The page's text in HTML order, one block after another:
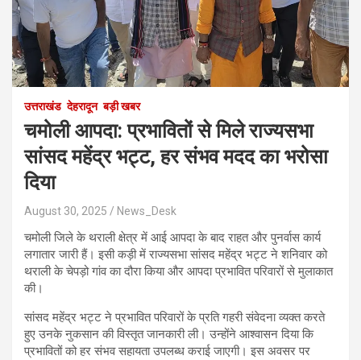
उत्तराखंड देहरादून बड़ी खबर
चमोली आपदा: प्रभावितों से मिले राज्यसभा
सांसद महेंद्र भट्ट, हर संभव मदद का भरोसा
दिया
August 30, 2025 News_Desk
चमोली जिले के थराली क्षेत्र में आई आपदा के बाद राहत और पुनर्वास कार्य
लगातार जारी हैं। इसी कड़ी में राज्यसभा सांसद महेंद्र भट्ट ने शनिवार को
थराली के चेपड़ो गांव का दौरा किया और आपदा प्रभावित परिवारों से मुलाकात
की।
सांसद महेंद्र भट्ट ने प्रभावित परिवारों के प्रति गहरी संवेदना व्यक्त करते
हुए उनके नुकसान की विस्तृत जानकारी ली। उन्होंने आश्वासन दिया कि
प्रभावितों को हर संभव सहायता उपलब्ध कराई जाएगी। इस अवसर पर